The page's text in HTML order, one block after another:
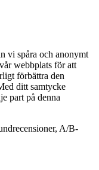
vi spåra och anonymt
webbplats för att
förbättra den
ditt samtycke
part på denna
A/B-